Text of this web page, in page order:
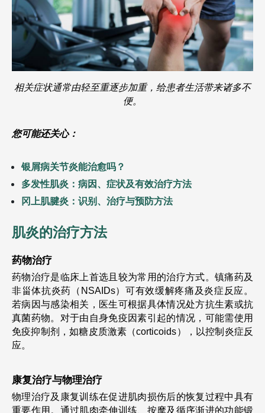
相关症状通常由轻至重逐步加重，给患者生活带来诸多不
便。
您可能还关心：
银屑病关节炎能治愈吗？
多发性肌炎：病因、症状及有效治疗方法
冈上肌腱炎：识别、治疗与预防方法
肌炎的治疗方法
药物治疗
药物治疗是临床上首选且较为常用的治疗方式。镇痛药及
非甾体抗炎药（NSAIDs）可有效缓解疼痛及炎症反应。
若病因与感染相关，医生可根据具体情况处方抗生素或抗
真菌药物。对于由自身免疫因素引起的情况，可能需使用
免疫抑制剂，如糖皮质激素（corticoids），以控制炎症反
应。
康复治疗与物理治疗
物理治疗及康复训练在促进肌肉损伤后的恢复过程中具有
重要作用。通过肌肉牵伸训练、按摩及循序渐进的功能锻